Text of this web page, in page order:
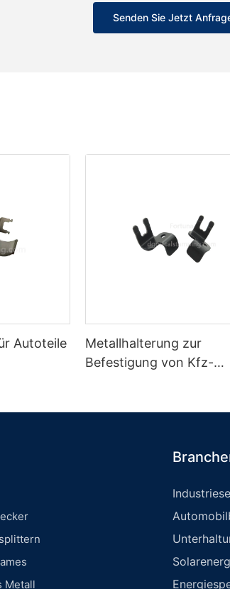
Senden Sie Jetzt
Autoteile
Metallhalterung zur
Befestigung von Kfz-
Metall